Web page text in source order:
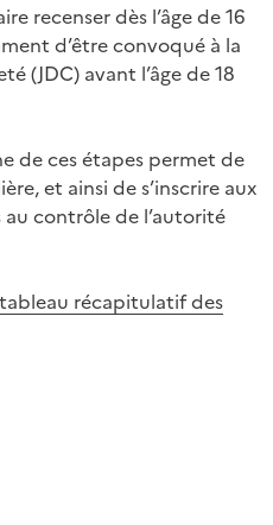
recenser dès l’âge de 16
d’être convoqué à la
(JDC) avant l’âge de 18
de ces étapes permet de
et ainsi de s’inscrire aux
contrôle de l’autorité
tableau récapitulatif des